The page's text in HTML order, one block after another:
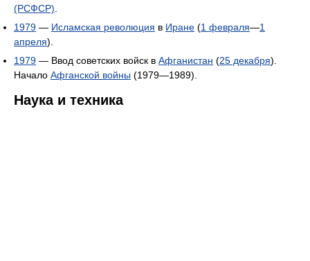
(РСФСР)
1979 — Исламская революция в Иране (1 февраля—1
апреля).
1979 — Ввод советских войск в Афганистан (25 декабря).
Начало Афганской войны (1979—1989).
Наука и техника